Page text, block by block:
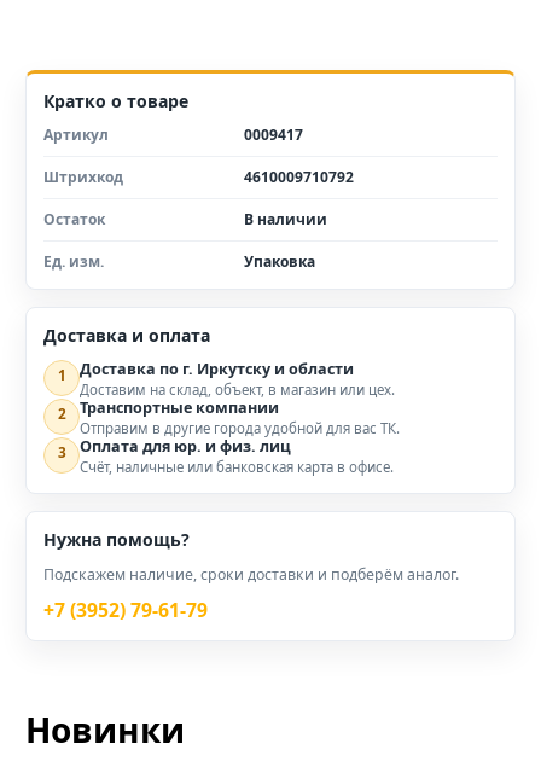
Кратко о товаре
Артикул 0009417
Штрихкод 4610009710792
Остаток В наличии
Ед. изм. Упаковка
Доставка и оплата
1 Доставка по г. Иркутску и области
Доставим на склад, объект, в магазин или цех.
2 Транспортные компании
Отправим в другие города удобной для вас ТК.
3 Оплата для юр. и физ. лиц
Счёт, наличные или банковская карта в офисе.
Нужна помощь?
Подскажем наличие, сроки доставки и подберём аналог.
+7 (3952) 79-61-79
Новинки